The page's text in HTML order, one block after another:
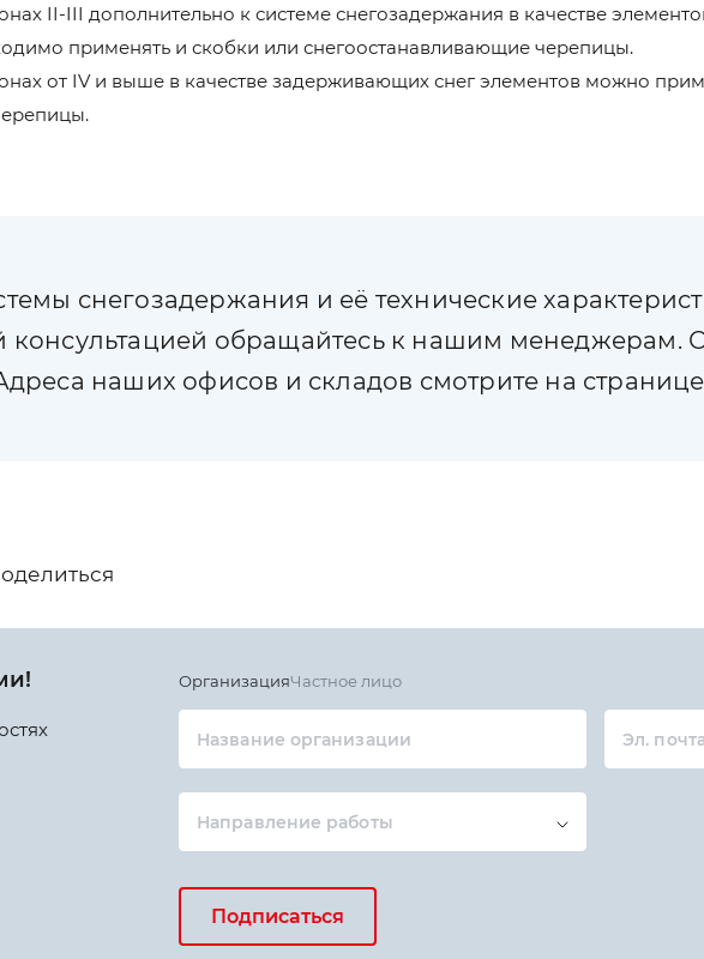
II-III дополнительно к системе снегозадержания в качестве
применять и скобки или снегоостанавливающие черепицы.
от IV и выше в качестве задерживающих снег элементов можно
снегозадержания и её технические
консультацией обращайтесь к нашим менеджерам.
наших офисов и складов смотрите на странице
ОрганизацияЧастное лицо
Название организации Эл. почта
Направление работы
Подписаться